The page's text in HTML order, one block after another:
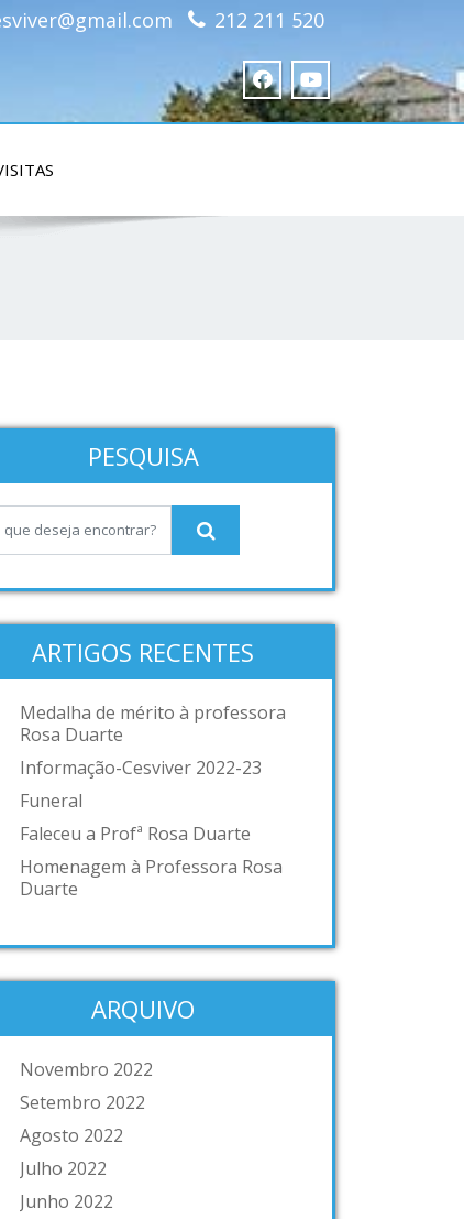
212 211 520
PESQUISA
ARTIGOS RECENTES
Medalha de mérito à professora
Rosa Duarte
Informação-Cesviver 2022-23
Funeral
Faleceu a Profª Rosa Duarte
Homenagem à Professora Rosa
Duarte
ARQUIVO
Novembro 2022
Setembro 2022
Agosto 2022
Julho 2022
Junho 2022